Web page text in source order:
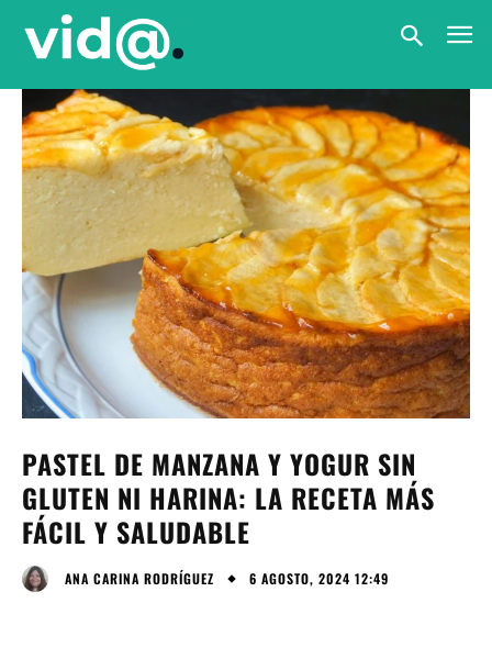
PASTEL DE MANZANA Y YOGUR SIN
GLUTEN NI HARINA: LA RECETA MÁS
FÁCIL Y SALUDABLE
ANA CARINA RODRÍGUEZ 6 AGOSTO, 2024 12:49